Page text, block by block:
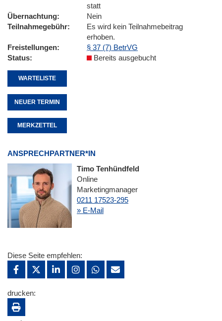
statt
Übernachtung
Nein
Teilnahmegebühr
Es wird kein Teilnahmebeitrag
erhoben.
Freistellungen
§ 37 (7) BetrVG
Status
Bereits ausgebucht
WARTELISTE
NEUER TERMIN
MERKZETTEL
ANSPRECHPARTNER*IN
Timo Tenhündfeld
Online
Marketingmanager
0211 17523-295
» E-Mail
Diese Seite empfehlen:
drucken: